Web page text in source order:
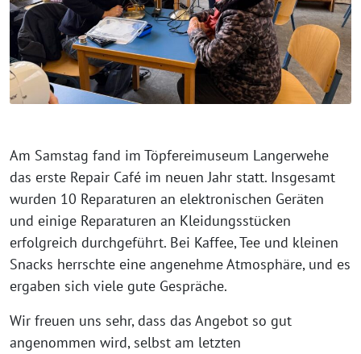
Am Samstag fand im Töpfereimuseum Langerwehe
das erste Repair Café im neuen Jahr statt. Insgesamt
wurden 10 Reparaturen an elektronischen Geräten
und einige Reparaturen an Kleidungsstücken
erfolgreich durchgeführt. Bei Kaffee, Tee und kleinen
Snacks herrschte eine angenehme Atmosphäre, und es
ergaben sich viele gute Gespräche.
Wir freuen uns sehr, dass das Angebot so gut
angenommen wird, selbst am letzten